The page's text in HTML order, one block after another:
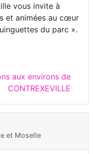
vous invite à
et animées au cœur
du parc ».
aux environs de
CONTREXEVILLE
et Moselle